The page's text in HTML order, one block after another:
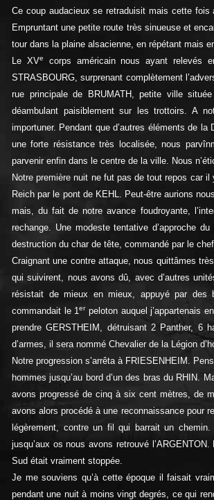
Ce coup audacieux se retraduisit mais cette
Empruntant une petite route très sinueuse et
tour dans la plaine alsacienne, en répétant mais
Le XVe
corps américain nous ayant relevés
STRASBOURG, surprenant complètement
rue principale de BRUMATH, petite ville
déambulant paisiblement sur les trottoirs. A
importuner. Pendant que d’autres éléments de
une forte résistance très localisée, nous
parvenir enfin dans le centre de la ville. Nous
Notre première nuit ne fut pas de tout repos car
Reich par le pont de KEHL. Peut-être aurions
mais, du fait de notre avance foudroyante,
rechange. Une modeste tentative d’approche
destruction du char de tête, commandé par le
Craignant une contre attaque, nous quittâmes
qui suivirent, nous avons dû, avec d’autres
résistait de mieux en mieux, appuyé par des
commandait le 1erpeloton auquel j’appartenais
prendre GERSTHEIM, détruisant 2 Panther,
d’armes, il sera nommé Chevalier de la Légion
Notre progression s’arrêta à FRIESENHEIM.
hommes jusqu’au bord d’un des bras du RHIN.
avons progressé de cinq à six cent mètres, de
avons alors procédé à une reconnaissance pour
légèrement, contre un fil qui barrait un
jusqu’aux os nous avons retrouvé
Sud était vraiment stoppée.
Je me souviens qu’à cette époque il faisait
pendant une nuit à moins vingt degrés, ce qui